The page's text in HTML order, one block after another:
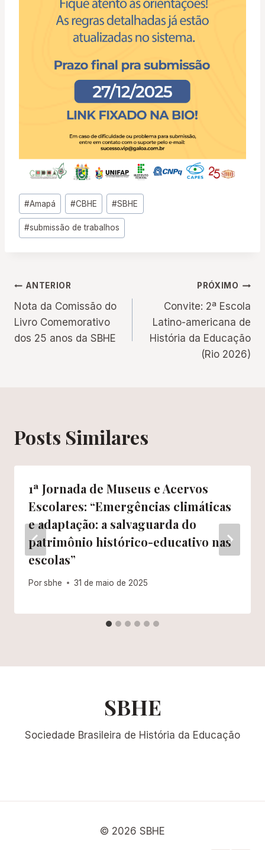
Tags
do
Post:
#Amapá #CBHE #SBHE
#submissão de trabalhos
Navegação
de
Post
ANTERIOR
Nota da Comissão do
Livro Comemorativo
dos 25 anos da SBHE
PRÓXIMO
Convite: 2ª Escola
Latino-americana de
História da Educação
(Rio 2026)
Posts Similares
1ª Jornada de Museus e Acervos
Escolares: “Emergências climáticas
e adaptação: a salvaguarda do
patrimônio histórico-educativo nas
escolas”
Porsbhe 31 de maio de 2025
SBHE
Sociedade Brasileira de História da Educação
© 2026 SBHE